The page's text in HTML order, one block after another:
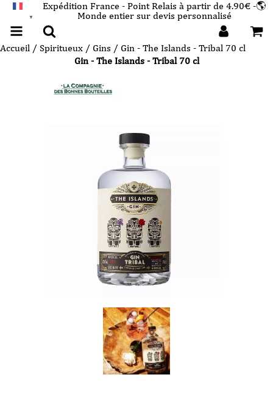
▼
Expédition France - Point Relais à partir de 4.90€ -🌎
Monde entier sur devis personnalisé
Accueil / Spiritueux / Gins / Gin - The Islands - Tribal 70 cl
Gin - The Islands - Tribal 70 cl